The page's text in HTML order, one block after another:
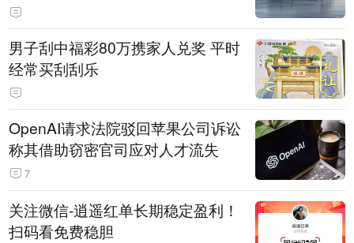
男子刮中福彩80万携家人兑奖 平时
经常买刮刮乐
OpenAI请求法院驳回苹果公司诉讼
称其借助窃密官司应对人才流失
7
关注微信-逍遥红单长期稳定盈利！
扫码看免费稳胆